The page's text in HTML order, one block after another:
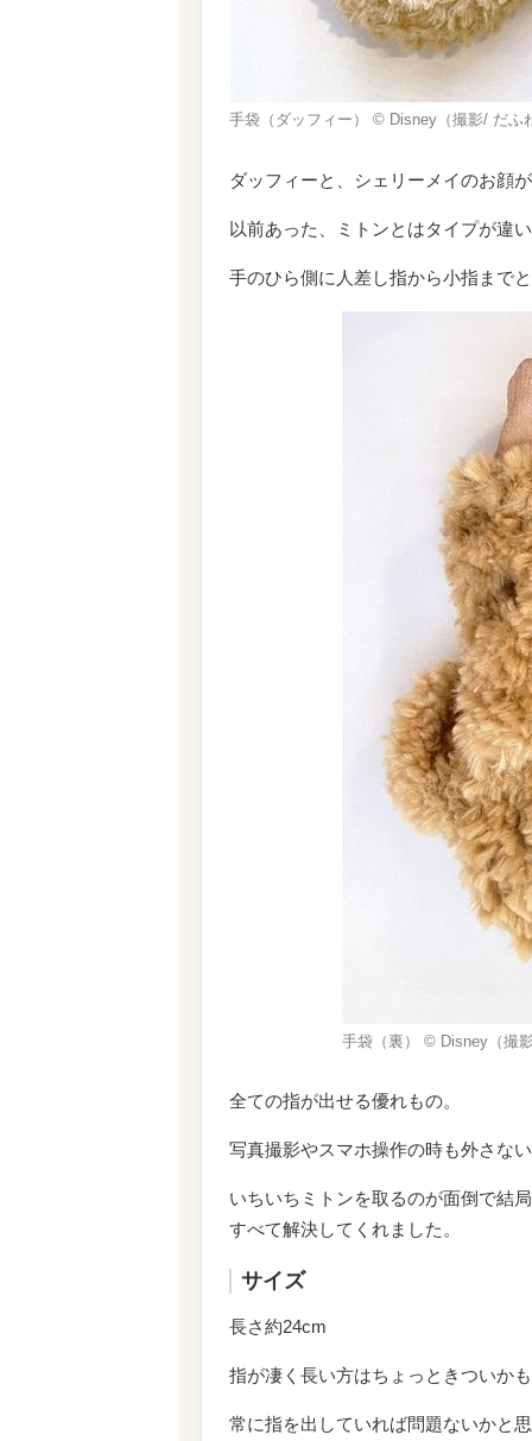
手袋（ダッフィー） © Disney（撮影/ だふ
ダッフィーと、シェリーメイのお顔
以前あった、ミトンとはタイプが違
手のひら側に人差し指から小指まで
手袋（裏） © Disney（撮
全ての指が出せる優れもの。
写真撮影やスマホ操作の時も外さな
いちいちミトンを取るのが面倒で結
すべて解決してくれました。
サイズ
長さ約24cm
指が凄く長い方はちょっときついか
常に指を出していれば問題ないかと